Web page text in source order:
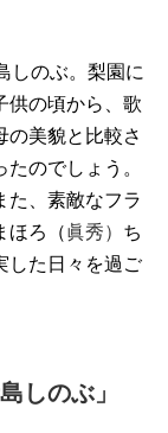
しのぶ。梨園に
供の頃から、歌
の美貌と比較さ
のでしょう。
た、素敵なフラ
ほろ（眞秀） ち
した日々を過ご
しのぶ」